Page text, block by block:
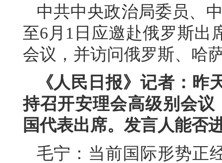
中共中央政治局委员、
至6月1日应邀赴俄罗斯出
会议，并访问俄罗斯、哈
《人民日报》记者：
持召开安理会高级别会议
国代表出席。发言人能否
毛宁：当前国际形势正